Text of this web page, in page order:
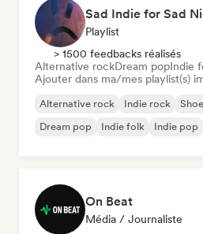
Sad Indie for Sad
Playlist
> 1500 feedbacks réalisés
Alternative rockDream popIndie
Ajouter dans ma/mes playlist(s)
Alternative rock Indie rock
Dream pop
Indie folk Indie pop
On Beat
Média / Journaliste